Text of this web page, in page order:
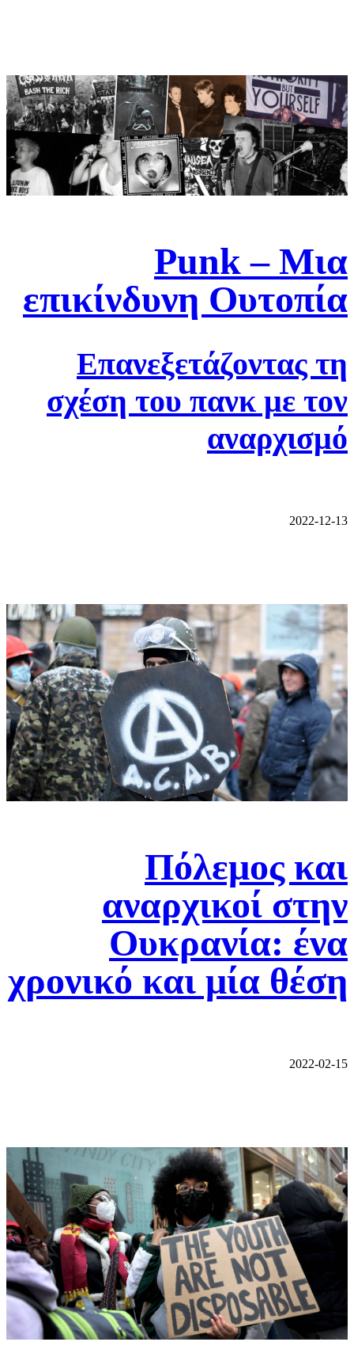
Punk – Μια
επικίνδυνη Ουτοπία
Επανεξετάζοντας τη
σχέση του πανκ με τον
αναρχισμό
2022-12-13
Πόλεμος και
αναρχικοί στην
Ουκρανία: ένα
χρονικό και μία θέση
2022-02-15